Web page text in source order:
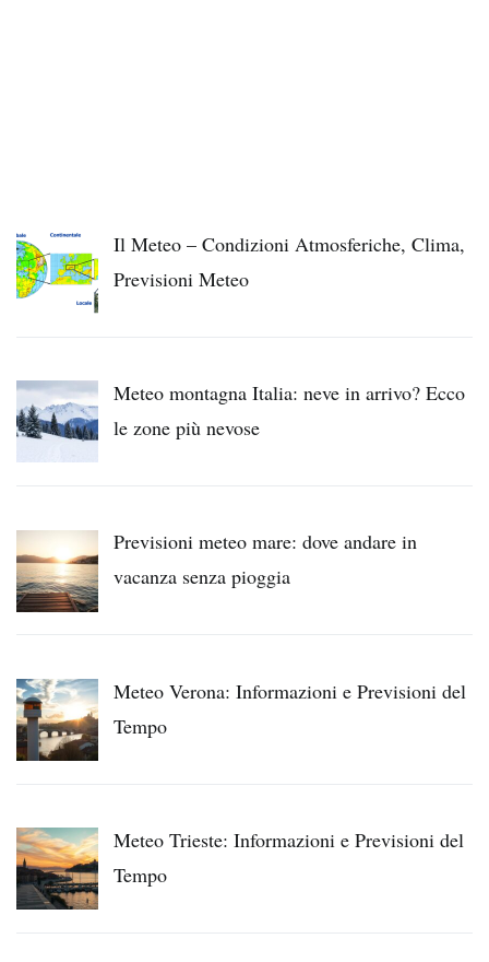
Il Meteo – Condizioni Atmosferiche, Clima,
Previsioni Meteo
Meteo montagna Italia: neve in arrivo? Ecco
le zone più nevose
Previsioni meteo mare: dove andare in
vacanza senza pioggia
Meteo Verona: Informazioni e Previsioni del
Tempo
Meteo Trieste: Informazioni e Previsioni del
Tempo